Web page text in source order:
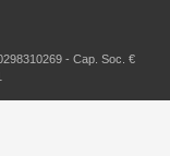
- Cap. Soc. €